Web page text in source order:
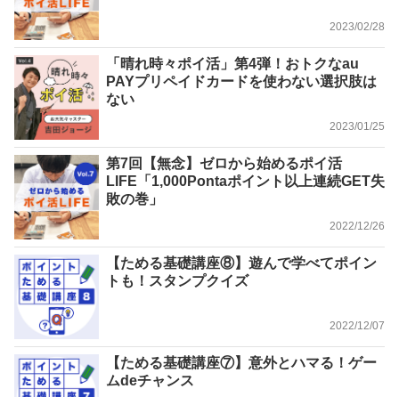
2023/02/28
「晴れ時々ポイ活」第4弾！おトクなau
PAYプリペイドカードを使わない選択肢は
ない
2023/01/25
第7回【無念】ゼロから始めるポイ活
LIFE「1,000Pontaポイント以上連続GET失
敗の巻」
2022/12/26
【ためる基礎講座⑧】遊んで学べてポイン
トも！スタンプクイズ
2022/12/07
【ためる基礎講座⑦】意外とハマる！ゲー
ムdeチャンス